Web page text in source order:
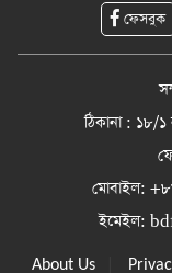
ফেসবুক
ঠিকানা : ১৮/
মোবাইল:
ইমেইল:
About Us